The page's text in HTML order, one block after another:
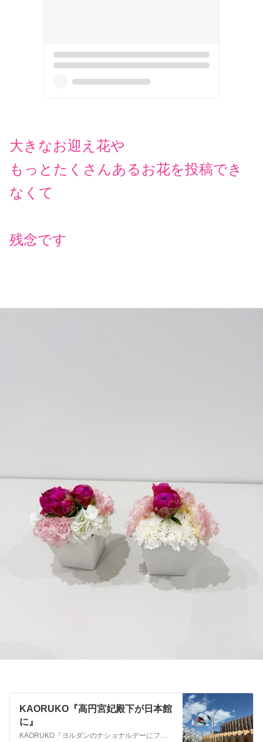
大きなお迎え花や
もっとたくさんあるお花を投稿でき
なくて
残念です
KAORUKO『高円宮妃殿下が日本館
に』
KAORUKO『ヨルダンのナショナルデーにフセイン皇太子殿下が』この前はサンマリノ🇸🇲やデンマークの🇩🇰国王陛下がいらして今日はヨルダンの皇太子殿下KAORU…